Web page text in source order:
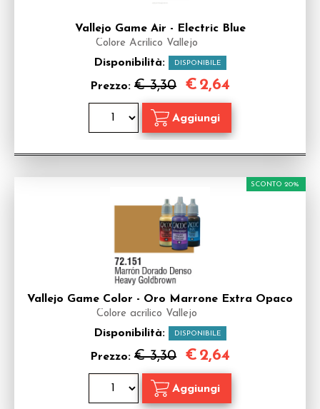
Vallejo Game Air - Electric Blue
Colore Acrilico Vallejo
Disponibilità: DISPONIBILE
Prezzo: € 3,30 € 2,64
Vallejo Game Color - Oro Marrone Extra Opaco
Colore acrilico Vallejo
Disponibilità: DISPONIBILE
Prezzo: € 3,30
SCONTO 20%
€ 2,64